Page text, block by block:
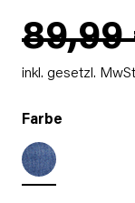
89,99
inkl. gesetzl.
Farbe